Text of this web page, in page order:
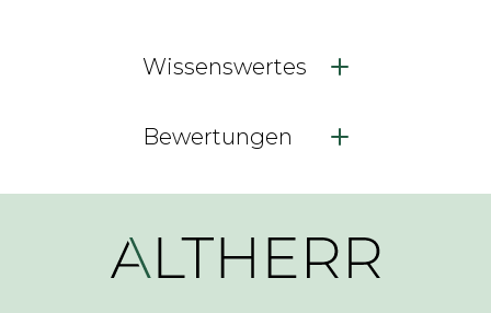
Wissenswertes
Bewertungen